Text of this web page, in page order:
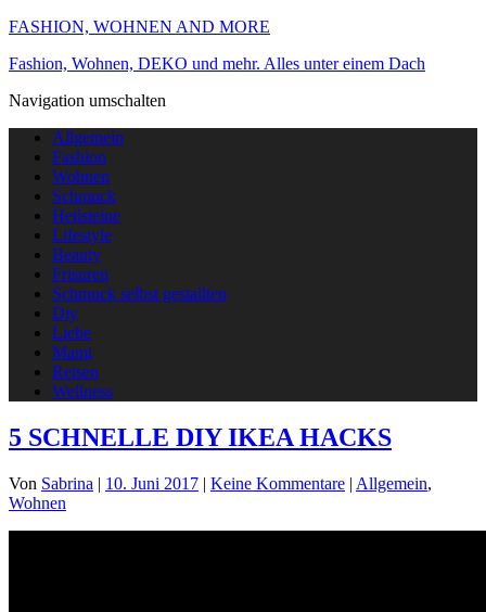
FASHION, WOHNEN AND MORE
Fashion, Wohnen, DEKO und mehr. Alles unter einem Dach
Navigation umschalten
Allgemein
Fashion
Wohnen
Schmuck
Heilsteine
Lifestyle
Beauty
Frisuren
Schmuck selbst gestallten
Diy
Liebe
Mami
Reisen
Wellness
5 SCHNELLE DIY IKEA HACKS
Von Sabrina | 10. Juni 2017 | Keine Kommentare | Allgemein,
Wohnen